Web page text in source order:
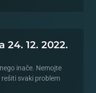
12. 2022.
inače. Nemojte
svaki problem